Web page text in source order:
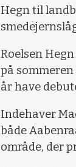
Hegn til
Roelsen
på
år have
Indehaver
både
område, der